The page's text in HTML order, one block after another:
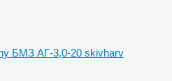
БМЗ АГ-3,0-20 skivharv